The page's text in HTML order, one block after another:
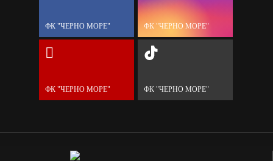
ФК "ЧЕРНО МОРЕ" ФК "ЧЕРНО МОРЕ"
ФК "ЧЕРНО МОРЕ" ФК "ЧЕРНО МОРЕ"